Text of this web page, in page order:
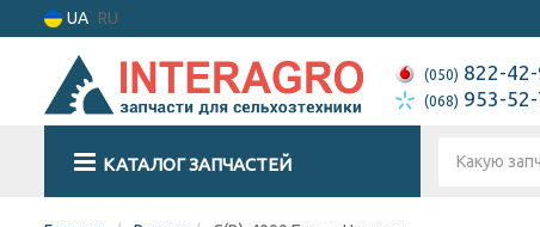
UA RU
(050) 822-
(068) 953-
КАТАЛОГ ЗАПЧАСТЕЙ